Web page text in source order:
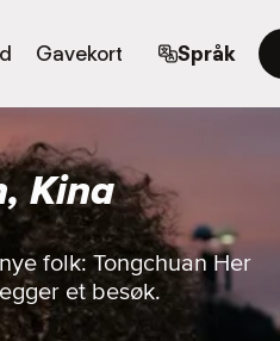
Gavekort Språk
Kina
folk: Tongchuan Her
et besøk.